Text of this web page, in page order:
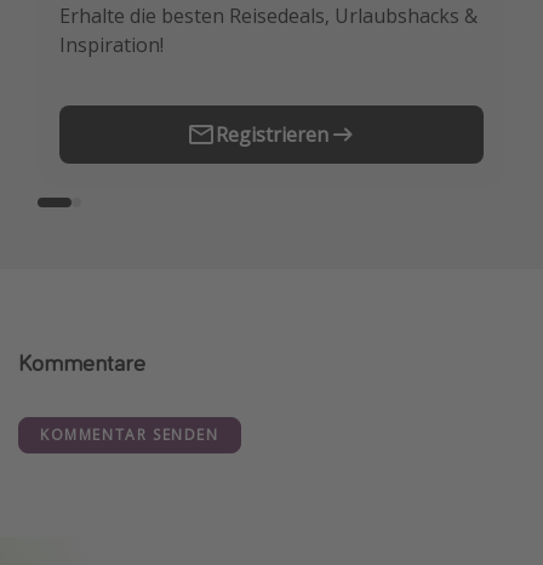
Erhalte die besten Reisedeals, Urlaubshacks &
Inspiration!
Registrieren
Buche die besten Reiseschnäppchen als
Erstes.
Kommentare
KOMMENTAR SENDEN